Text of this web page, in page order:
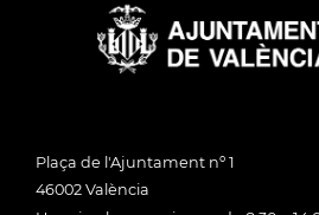
Plaça de l'Ajuntament nº 1
46002 València